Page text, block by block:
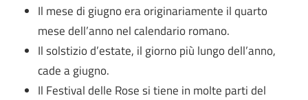
Il mese di giugno era originariamente il quarto
mese dell’anno nel calendario romano.
Il solstizio d’estate, il giorno più lungo dell’anno,
cade a giugno.
Il Festival delle Rose si tiene in molte parti del